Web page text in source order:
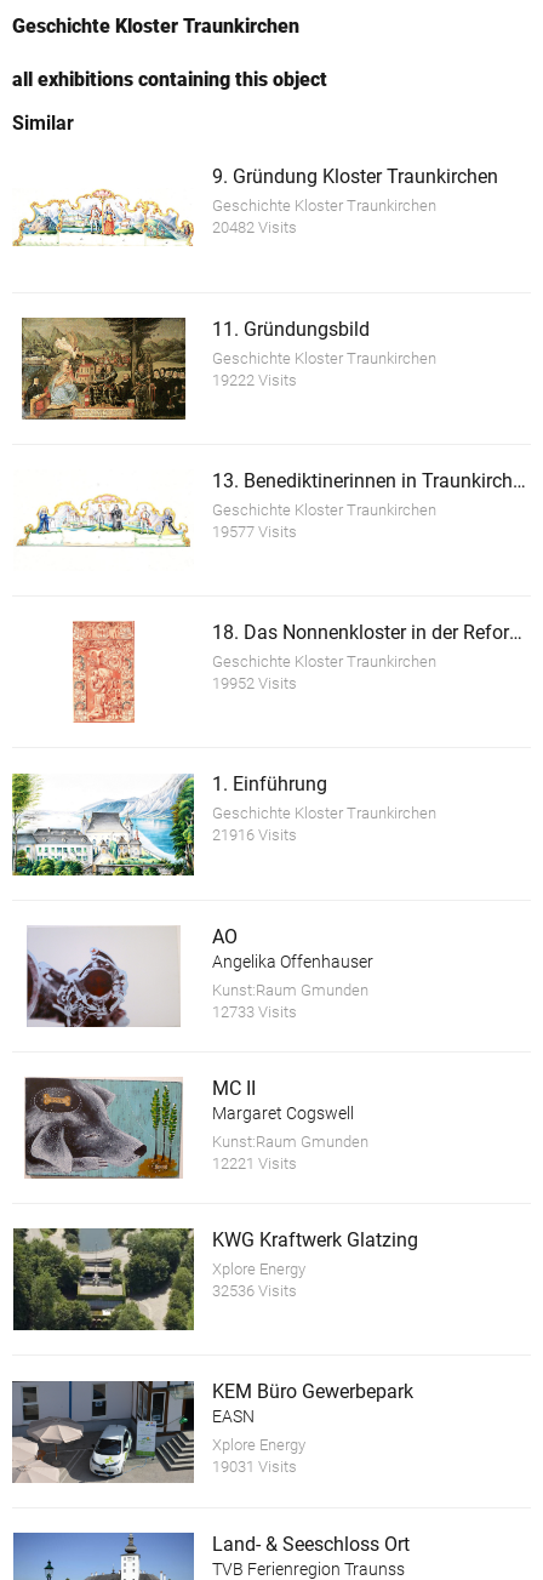
Geschichte Kloster Traunkirchen
all exhibitions containing this object
Similar
9. Gründung Kloster Traunkirchen
Geschichte Kloster Traunkirchen
20482 Visits
11. Gründungsbild
Geschichte Kloster Traunkirchen
19222 Visits
13. Benediktinerinnen in Traunkirchen
Geschichte Kloster Traunkirchen
19577 Visits
18. Das Nonnenkloster in der Reformationszeit
Geschichte Kloster Traunkirchen
19952 Visits
1. Einführung
Geschichte Kloster Traunkirchen
21916 Visits
AO
Angelika Offenhauser
Kunst:Raum Gmunden
12733 Visits
MC II
Margaret Cogswell
Kunst:Raum Gmunden
12221 Visits
KWG Kraftwerk Glatzing
Xplore Energy
32536 Visits
KEM Büro Gewerbepark
EASN
Xplore Energy
19031 Visits
Land- & Seeschloss Ort
TVB Ferienregion Traunss